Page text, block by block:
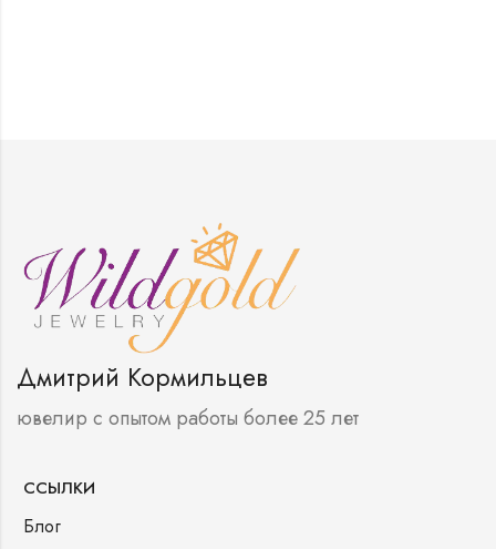
Дмитрий Кормильцев
ювелир с опытом работы более 25 лет
ССЫЛКИ
Блог